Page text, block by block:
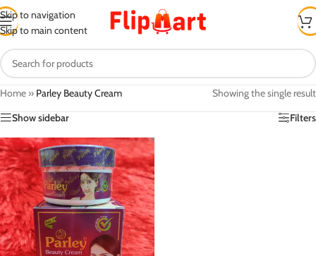
Skip to navigation
Skip to main content
Home » Parley Beauty Cream
Showing the single result
Show sidebar
Filters